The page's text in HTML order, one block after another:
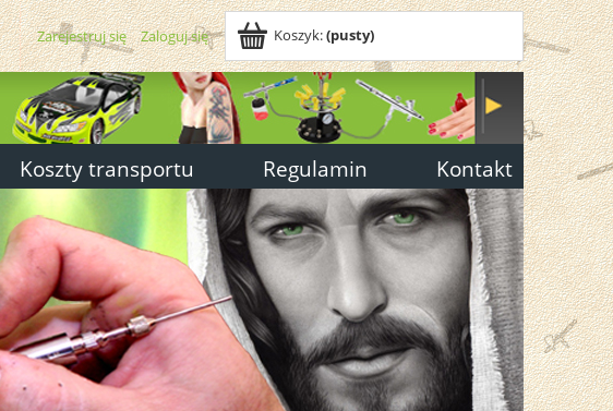
Koszyk:(pusty)
Zarejestruj się Zaloguj się
Koszty transportu Regulamin Kontakt